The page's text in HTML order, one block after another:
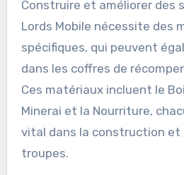
Construire et améliorer des
Lords Mobile nécessite des
spécifiques, qui peuvent
dans les coffres de
Ces matériaux incluent le
Minerai et la Nourriture,
vital dans la construction et
troupes.